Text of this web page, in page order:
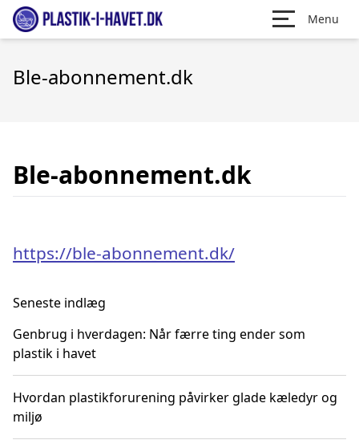
Menu
Ble-abonnement.dk
Ble-abonnement.dk
https://ble-abonnement.dk/
Seneste indlæg
Genbrug i hverdagen: Når færre ting ender som
plastik i havet
Hvordan plastikforurening påvirker glade kæledyr og
miljø